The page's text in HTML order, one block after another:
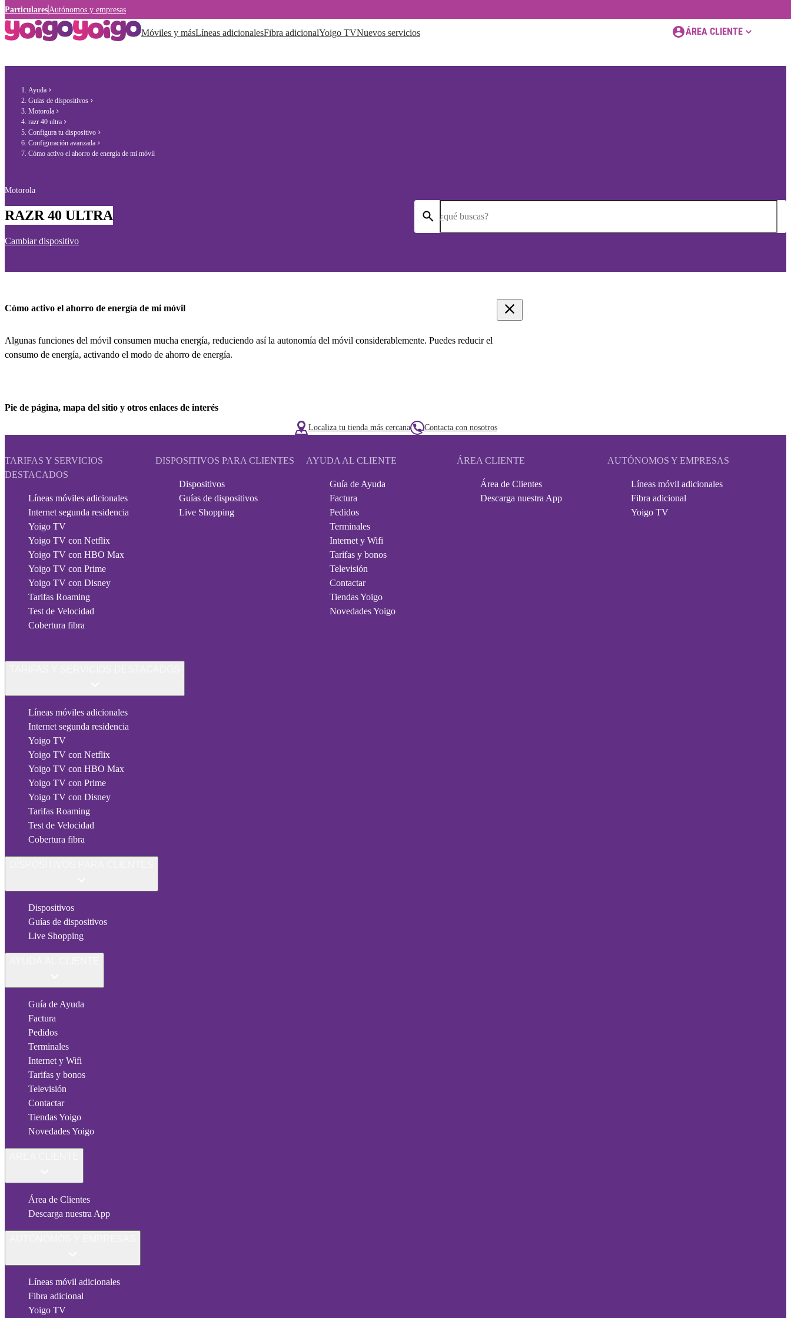
Particulares Autónomos y empresas
Móviles y másLíneas adicionalesFibra adicionalYoigo TVNuevos servicios ÁREA CLIENTE
Ayuda
Guías de dispositivos
Motorola
razr 40 ultra
Configura tu dispositivo
Configuración avanzada
Cómo activo el ahorro de energía de mi móvil
Motorola
RAZR 40 ULTRA
Cambiar dispositivo
¿qué buscas?
Cómo activo el ahorro de energía de mi móvil
Algunas funciones del móvil consumen mucha energía, reduciendo así la autonomía del móvil considerablemente. Puedes reducir el
consumo de energía, activando el modo de ahorro de energía.
Pie de página, mapa del sitio y otros enlaces de interés
Localiza tu tienda más cercana Contacta con nosotros
TARIFAS Y SERVICIOS
DESTACADOS
Líneas móviles adicionales
Internet segunda residencia
Yoigo TV
Yoigo TV con Netflix
Yoigo TV con HBO Max
Yoigo TV con Prime
Yoigo TV con Disney
Tarifas Roaming
Test de Velocidad
Cobertura fibra
DISPOSITIVOS PARA CLIENTES
Dispositivos
Guías de dispositivos
Live Shopping
AYUDA AL CLIENTE
Guía de Ayuda
Factura
Pedidos
Terminales
Internet y Wifi
Tarifas y bonos
Televisión
Contactar
Tiendas Yoigo
Novedades Yoigo
ÁREA CLIENTE
Área de Clientes
Descarga nuestra App
AUTÓNOMOS Y EMPRESAS
Líneas móvil adicionales
Fibra adicional
Yoigo TV
Líneas móviles adicionales
Internet segunda residencia
Yoigo TV
Yoigo TV con Netflix
Yoigo TV con HBO Max
Yoigo TV con Prime
Yoigo TV con Disney
Tarifas Roaming
Test de Velocidad
Cobertura fibra
Dispositivos
Guías de dispositivos
Live Shopping
Guía de Ayuda
Factura
Pedidos
Terminales
Internet y Wifi
Tarifas y bonos
Televisión
Contactar
Tiendas Yoigo
Novedades Yoigo
Área de Clientes
Descarga nuestra App
Líneas móvil adicionales
Fibra adicional
Yoigo TV